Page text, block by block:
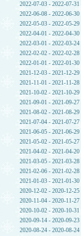
2022-07-03 - 2022-07-31
2022-06-08 - 2022-06-30
2022-05-03 - 2022-05-29
2022-04-01 - 2022-04-30
2022-03-01 - 2022-03-24
2022-02-02 - 2022-02-28
2022-01-01 - 2022-01-30
2021-12-03 - 2021-12-29
2021-11-01 - 2021-11-28
2021-10-02 - 2021-10-29
2021-09-01 - 2021-09-27
2021-08-02 - 2021-08-29
2021-07-04 - 2021-07-27
2021-06-05 - 2021-06-29
2021-05-02 - 2021-05-27
2021-04-02 - 2021-04-20
2021-03-05 - 2021-03-28
2021-02-06 - 2021-02-28
2021-01-03 - 2021-01-30
2020-12-02 - 2020-12-25
2020-11-04 - 2020-11-27
2020-10-02 - 2020-10-31
2020-09-14 - 2020-09-23
2020-08-24 - 2020-08-24